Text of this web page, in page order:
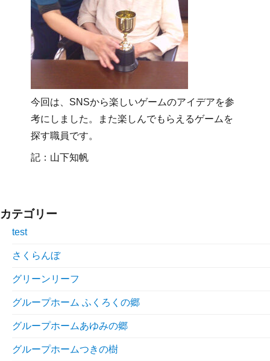
今回は、SNSから楽しいゲームのアイデアを参
考にしました。また楽しんでもらえるゲームを
探す職員です。
記：山下知帆
カテゴリー
test
さくらんぼ
グリーンリーフ
グループホーム ふくろくの郷
グループホームあゆみの郷
グループホームつきの樹